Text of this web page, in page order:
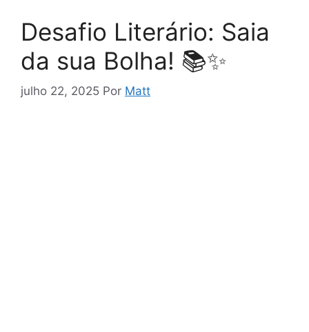
Desafio Literário: Saia
da sua Bolha! 📚✨
julho 22, 2025 Por Matt